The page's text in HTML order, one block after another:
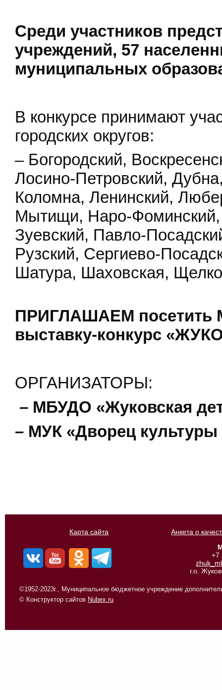
Среди участников
учреждений, 57
муниципальных
В конкурсе принимают
городских округов:
– Богородский,
Лосино-Петровский,
Коломна, Ленинский,
Мытищи, Наро-
Зуевский, Павло-
Рузский, Сергиево-
Шатура, Шаховская,
ПРИГЛАШАЕМ посетить
выставку-конкурс
ОРГАНИЗАТОРЫ:
– МБУДО «Жуковская
– МУК «Дворец культуры
Карта сайта
Анкета о
+7
г.о.
©1952-2023г., Муниципальное бюджетное учреждение
© Конструктор сайтов Nubex.ru